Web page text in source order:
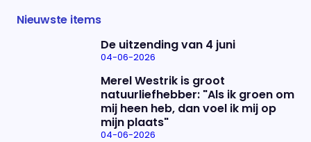
Nieuwste items
De uitzending van 4 juni
04-06-2026
Merel Westrik is groot
natuurliefhebber: "Als ik groen om
mij heen heb, dan voel ik mij op
mijn plaats"
04-06-2026